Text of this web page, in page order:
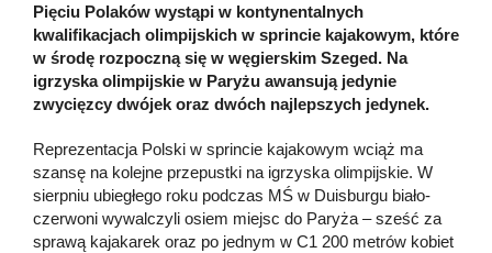
Pięciu Polaków wystąpi w kontynentalnych
kwalifikacjach olimpijskich w sprincie kajakowym, które
w środę rozpoczną się w węgierskim Szeged. Na
igrzyska olimpijskie w Paryżu awansują jedynie
zwycięzcy dwójek oraz dwóch najlepszych jedynek.
Reprezentacja Polski w sprincie kajakowym wciąż ma
szansę na kolejne przepustki na igrzyska olimpijskie. W
sierpniu ubiegłego roku podczas MŚ w Duisburgu biało-
czerwoni wywalczyli osiem miejsc do Paryża – sześć za
sprawą kajakarek oraz po jednym w C1 200 metrów kobiet